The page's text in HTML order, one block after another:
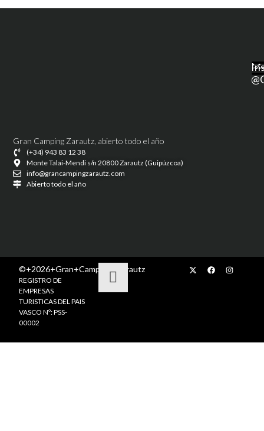
Gran Camping Zarautz, abierto todo el año
(+34) 943 83 12 38
Monte Talai-Mendi s/n 20800 Zarautz (Guipúzcoa)
info@grancampingzarautz.com
Abierto todo el año
©+2026+Gran+Camping+Zarautz
REGISTRO DE
EMPRESAS
TURISTICAS DEL PAIS
VASCO Nº: PSS-
00002